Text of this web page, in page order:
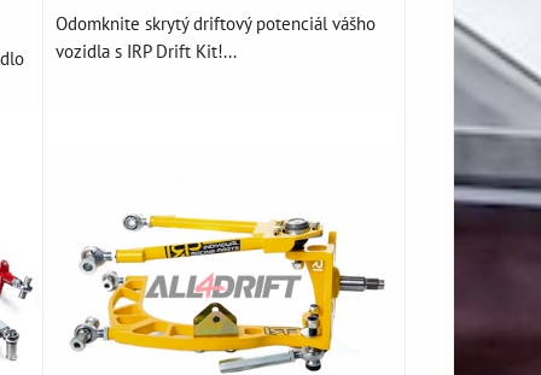
Odomknite skrytý driftový potenciál vášho
vozidla s IRP Drift Kit!...